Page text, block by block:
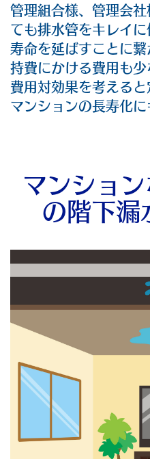
管理組合様、管理会
ても排水管をキレイ
寿命を延ばすことに
持費にかける費用も少
費用対効果を考える
マンションの長寿化に
マンショ
の階下漏